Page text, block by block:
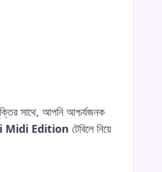
সাথে, আপনি আশ্চর্যজনক
Midi Edition টেবিলে নিয়ে